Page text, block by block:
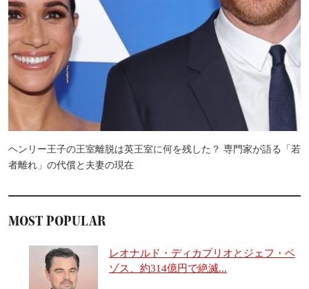
ヘンリー王子の王室離脱は英王室に何を残した？ 専門家が語る「若
者離れ」の代償と夫妻の現在
MOST POPULAR
レオナルド・ディカプリオとジェフ・ベ
ゾス、約314億円で絶滅...